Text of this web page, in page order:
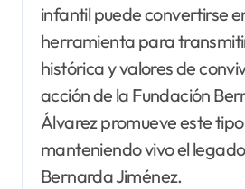
infantil puede convertirse
herramienta para
histórica y valores de
acción de la Fundación
Álvarez promueve este
manteniendo vivo el
Bernarda Jiménez.